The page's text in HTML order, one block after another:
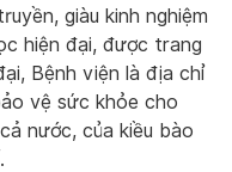
giàu kinh nghiệm
hiện đại, được trang
Bệnh viện là địa chỉ
vệ sức khỏe cho
nước, của kiều bào